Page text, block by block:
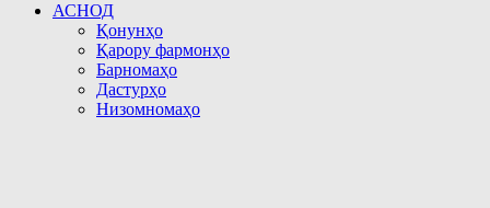
АСНОД
Қонунҳо
Қарору фармонҳо
Барномаҳо
Дастурҳо
Низомномаҳо